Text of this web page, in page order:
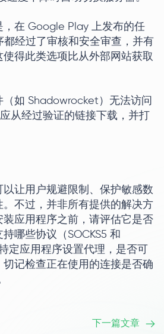
，在 Google Play 上发布的任
经过了审核和安全审查，并有
得此类选项比从外部网站获取
如 Shadowrocket）无法访问
从经过验证的链接下载，并打
让用户规避限制、保护敏感数
不过，并非所有提供的解决方
应用程序之前，请评估它是否
哪些协议（SOCKS5 和
定应用程序设置代理，是否可
切记检查正在使用的连接是否确
下一篇文章